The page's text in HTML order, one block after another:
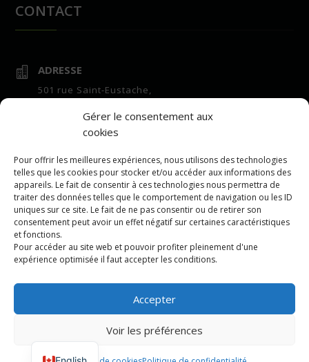
Gérer le consentement aux
cookies
Pour offrir les meilleures expériences, nous utilisons des technologies
telles que les cookies pour stocker et/ou accéder aux informations des
appareils. Le fait de consentir à ces technologies nous permettra de
traiter des données telles que le comportement de navigation ou les ID
uniques sur ce site. Le fait de ne pas consentir ou de retirer son
consentement peut avoir un effet négatif sur certaines caractéristiques
et fonctions.
Pour accéder au site web et pouvoir profiter pleinement d'une
expérience optimisée il faut accepter les conditions.
Accepter
Voir les préférences
CONTACT
 ADRESSE
501 rue Saint-Eustache,
Saint-Eustache, QC,
 HEURES D'OUVERTURE
Bureau :
7h à 16h lundi au vendredi
Centre de vrac :
7h à 16h lundi au vendredi
 COURRIEL
LEE VRAC TRANSPORT. PROPULSÉ PARDR WEB